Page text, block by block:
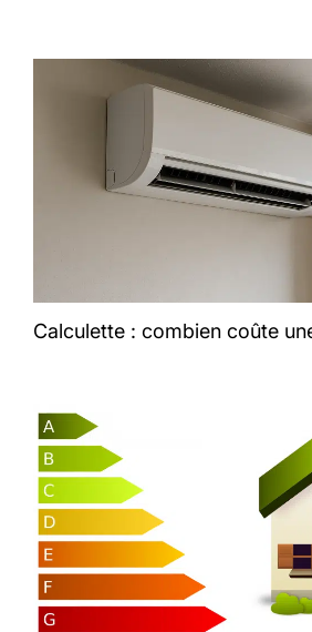
Calculette : combien coûte